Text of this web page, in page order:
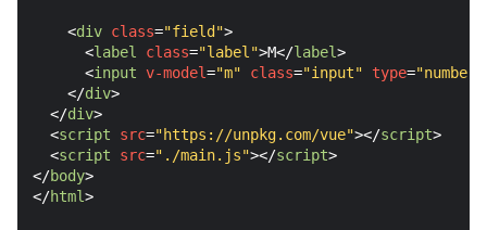
<div class="field">
<label class="label">M</label>
<input v-model="m" class="input" type="number"
</div>
</div>
<script src="https://unpkg.com/vue"></script>
<script src="./main.js"></script>
</body>
</html>